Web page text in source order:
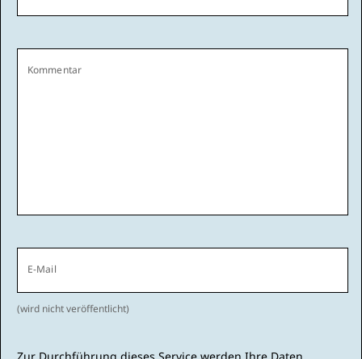
Kommentar
E-Mail
(wird nicht veröffentlicht)